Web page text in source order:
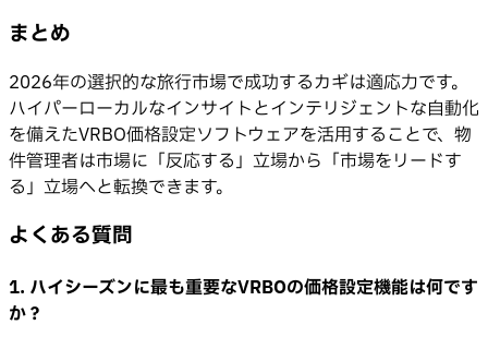
まとめ
2026年の選択的な旅行市場で成功するカギは適応力です。
ハイパーローカルなインサイトとインテリジェントな自動化
を備えたVRBO価格設定ソフトウェアを活用することで、物
件管理者は市場に「反応する」立場から「市場をリードす
る」立場へと転換できます。
よくある質問
1. ハイシーズンに最も重要なVRBOの価格設定機能は何です
か？